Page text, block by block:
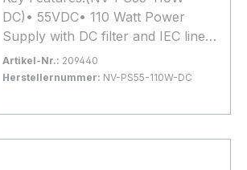
DC)• 55VDC• 110 Watt Power
Supply with DC filter and IEC line
cord. Use with NV-EC-04 & NV-
FLX-04 in Railway & Subway
Produktinformationen basieren auf
Artikel-Nr.: 209440
Herstellernummer: NV-PS55-110W-DC
In den Warenkorb